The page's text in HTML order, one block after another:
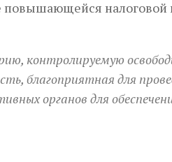
повышающейся налоговой
контролируемую
благоприятная для
органов для